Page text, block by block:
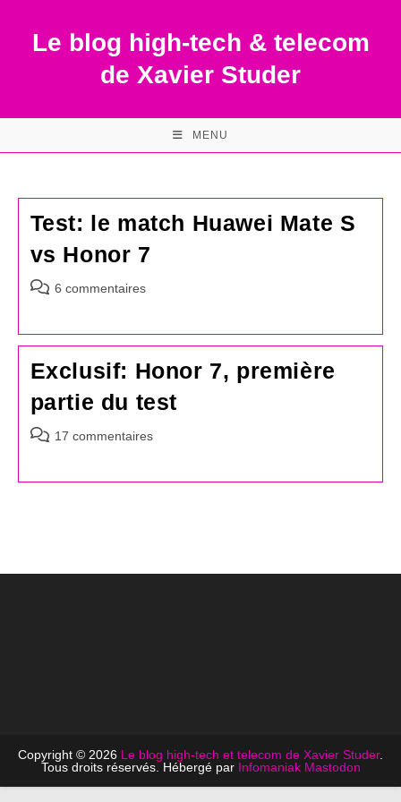
contentLe blog high-tech & telecom
de Xavier Studer
MENU
Test: le match Huawei Mate S
vs Honor 7
Commentaires
publication :
6 commentaires
Exclusif: Honor 7, première
partie du test
Commentaires
17 commentaires
Copyright © 2026 Le blog high-tech et telecom de Xavier Studer.
Tous droits réservés. Hébergé par Infomaniak Mastodon